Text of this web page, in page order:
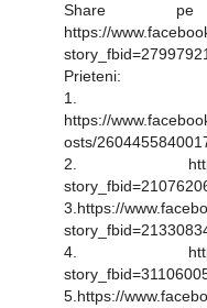
Share
https://
Prieteni:
1.
https://
osts/
2. https://
3.https://
4. https://
5.https://